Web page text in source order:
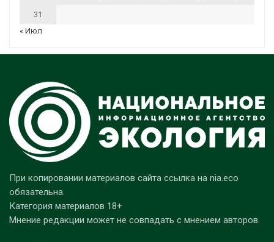
31
« Июл
При копировании материалов сайта ссылка на nia.eco
обязательна.
Категория материалов 18+
Мнение редакции может не совпадать с мнением авторов.